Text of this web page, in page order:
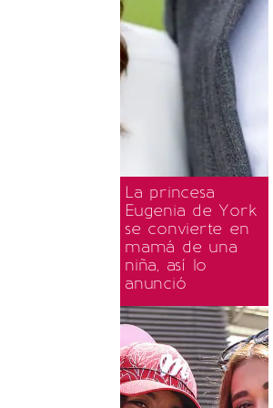
La princesa
Eugenia de York
se convierte en
mamá de una
niña, así lo
anunció